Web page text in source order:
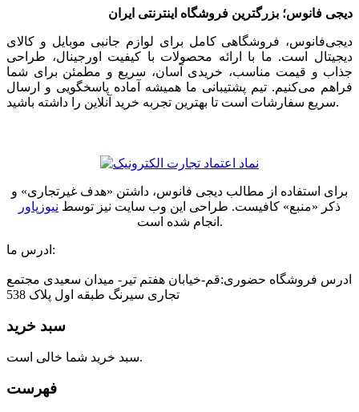
دیجی فانوس؛ بزرگترین فروشگاه اینترنتی ایران
دیجی‌فانوس، فروشگاهی کامل برای لوازم جانبی موبایل و کالای
دیجیتال است. ما با ارائه محصولات با کیفیت اورجینال، طراحی
جذاب و قیمت مناسب، خریدی آسان، سریع و مطمئن برای شما
فراهم می‌کنیم. تیم پشتیبانی ما همیشه آماده پاسخگویی و ارسال
سریع سفارشات است تا بهترین تجربه خرید آنلاین را داشته باشید.
برای استفاده از مطالب دیجی فانوس، داشتن «هدف غیرتجاری» و
ذکر «منبع» کافیست. طراحی این وب سایت نیز توسط نیوزپاور
انجام شده است.
ادرس ما:
ادرس فروشگاه حضوری:قم-خیابان هفتم تیر- میدان سعیدی مجتمع
تجاری سیرنگ طبقه اول پلاک 538
سبد خرید
سبد خرید شما خالی است.
فهرست